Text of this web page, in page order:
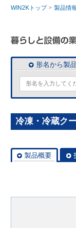
WIN2Kトップ 製品情
形名から製
冷凍・冷蔵ク
製品概要